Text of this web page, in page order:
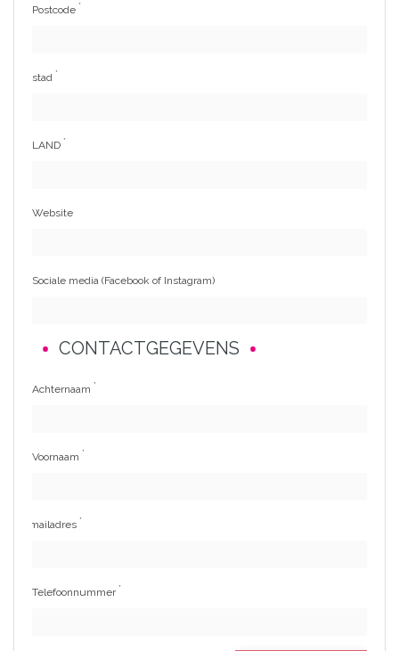
Postcode *
stad *
LAND *
Website
Sociale media (Facebook of Instagram)
CONTACTGEGEVENS
Achternaam *
Voornaam *
E-mailadres *
Telefoonnummer *